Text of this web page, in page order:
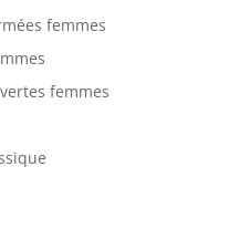
femmes
femmes